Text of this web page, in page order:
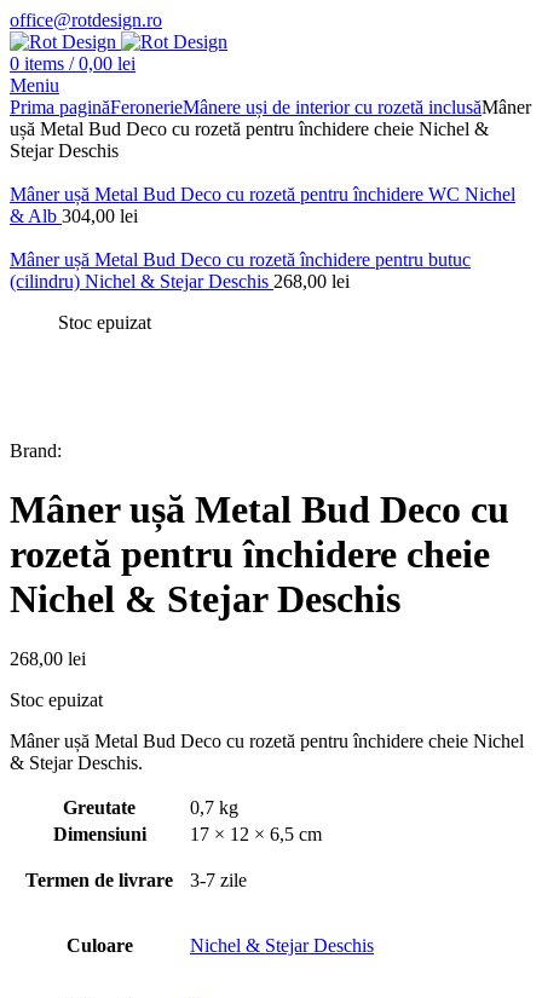
office@rotdesign.ro
0 items / 0,00 lei
Meniu
Prima paginăFeronerieMânere uși de interior cu rozetă inclusăMâner
ușă Metal Bud Deco cu rozetă pentru închidere cheie Nichel &
Stejar Deschis
Mâner ușă Metal Bud Deco cu rozetă pentru închidere WC Nichel
& Alb 304,00 lei
Mâner ușă Metal Bud Deco cu rozetă închidere pentru butuc
(cilindru) Nichel & Stejar Deschis 268,00 lei
Stoc epuizat
Brand:
Mâner ușă Metal Bud Deco cu
rozetă pentru închidere cheie
Nichel & Stejar Deschis
268,00 lei
Stoc epuizat
Mâner ușă Metal Bud Deco cu rozetă pentru închidere cheie Nichel
& Stejar Deschis.
Greutate
0,7 kg
Dimensiuni
17 × 12 × 6,5 cm
Termen de livrare 3-7 zile
Culoare Nichel & Stejar Deschis